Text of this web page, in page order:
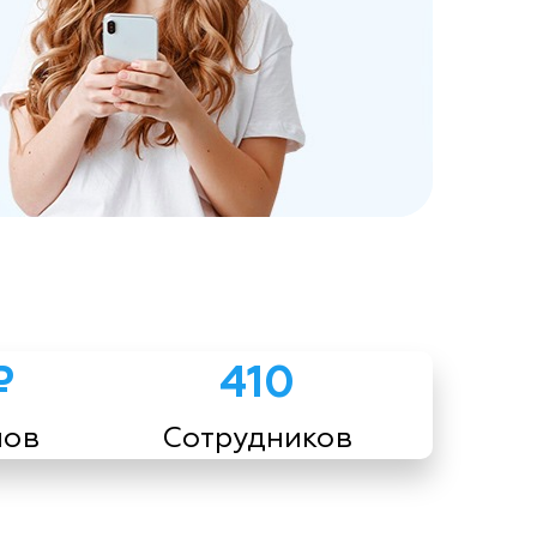
410
Сотрудников